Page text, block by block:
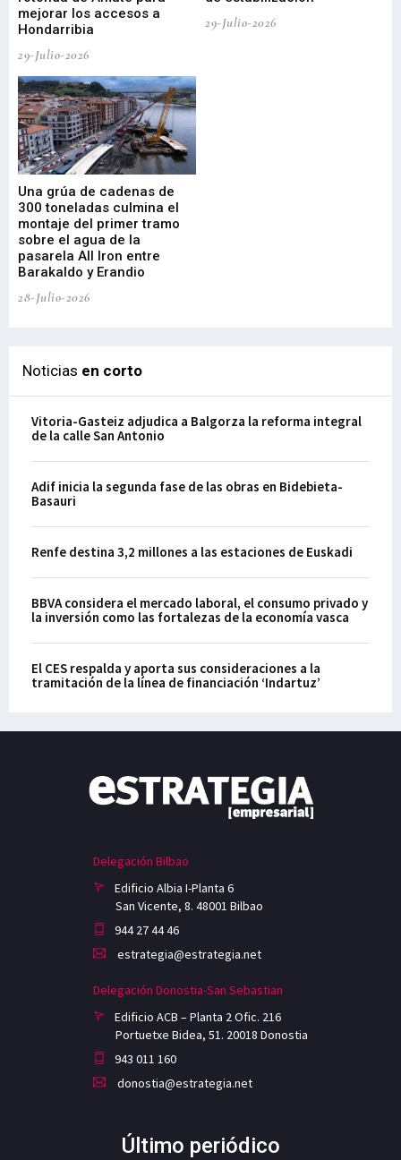
mejorar los accesos a
Hondarribia
29-Julio-2026
29-Julio-2026
Una grúa de cadenas de
300 toneladas culmina el
montaje del primer tramo
sobre el agua de la
pasarela All Iron entre
Barakaldo y Erandio
28-Julio-2026
Noticias en corto
Vitoria-Gasteiz adjudica a Balgorza la reforma integral
de la calle San Antonio
Adif inicia la segunda fase de las obras en Bidebieta-
Basauri
Renfe destina 3,2 millones a las estaciones de Euskadi
BBVA considera el mercado laboral, el consumo privado y
la inversión como las fortalezas de la economía vasca
El CES respalda y aporta sus consideraciones a la
tramitación de la línea de financiación ‘Indartuz’
Delegación Bilbao
Edificio Albia I-Planta 6
San Vicente, 8. 48001 Bilbao
944 27 44 46
estrategia@estrategia.net
Delegación Donostia-San Sebastian
Edificio ACB – Planta 2 Ofic. 216
Portuetxe Bidea, 51. 20018 Donostia
943 011 160
donostia@estrategia.net
Último periódico